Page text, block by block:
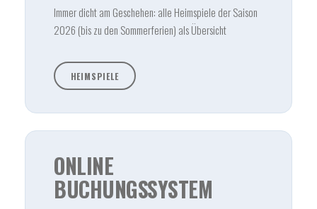
Immer dicht am Geschehen: alle Heimspiele der Saison
2026 (bis zu den Sommerferien) als Übersicht
HEIMSPIELE
ONLINE
BUCHUNGSSYSTEM